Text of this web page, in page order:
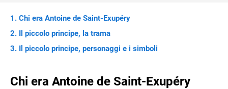
Chi era Antoine de Saint-Exupéry
Il piccolo principe, la trama
Il piccolo principe, personaggi e i simboli
Chi era Antoine de Saint-Exupéry